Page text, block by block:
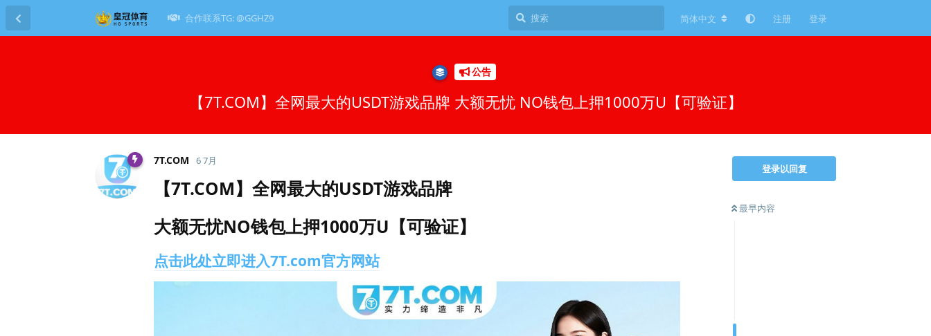
合作联系TG: @GGHZ9 简体中文 注册 登录
公告
【7T.COM】全网最大的USDT游戏品牌 大额无忧 NO钱包上押1000万U【可验证】
登录以回复
最早内容
7T.​COM 6 7月
【7T.COM】全网最大的USDT游戏品牌
大额无忧NO钱包上押1000万U【可验证】
点击此处立即进入7T.com官方网站